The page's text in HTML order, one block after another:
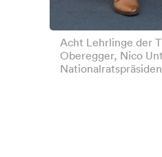
Acht Lehrlinge der
Oberegger, Nico